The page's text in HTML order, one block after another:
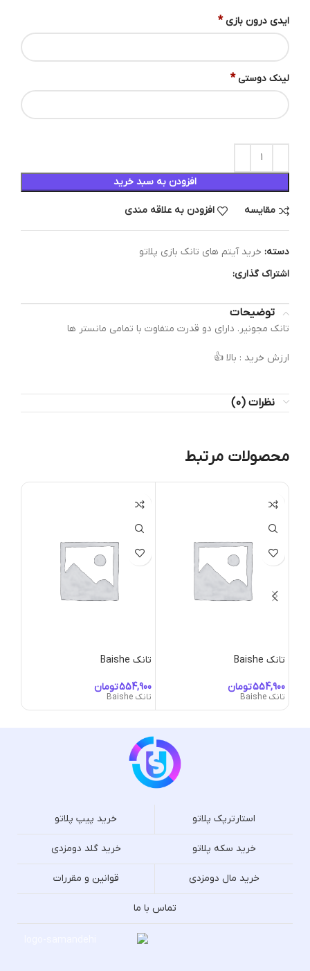
ایدی درون بازی *
لینک دوستی *
افزودن به سبد خرید
مقایسه افزودن به علاقه مندی
دسته: خرید آیتم های تانک بازی پلاتو
اشتراک گذاری:
توضیحات
تانک مجونیر. دارای دو قدرت متفاوت با تمامی مانستر ها
ارزش خرید : بالا 👍
نظرات (0)
محصولات مرتبط
تانک Baishe
تومان
تانک Baishe
تانک Baishe
تومان
تانک Baishe
استارترپک پلاتو خرید پیپ پلاتو
خرید سکه پلاتو خرید گلد دومزدی
خرید مال دومزدی قوانین و مقررات
تماس با ما